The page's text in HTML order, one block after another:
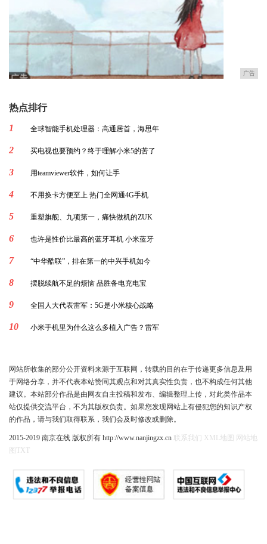
广告
热点排行
1
全球智能手机处理器：高通居首，海思年
2 买电视也要预约？终于理解小米5的苦了
3 用teamviewer软件，如何让手
4 不用换卡方便至上 热门全网通4G手机
5 重塑旗舰、九项第一，痛快做机的ZUK
6 也许是性价比最高的蓝牙耳机 小米蓝牙
7 “中华酷联”，排在第一的中兴手机如今
8 摆脱续航不足的烦恼 品胜备电充电宝
9 全国人大代表雷军：5G是小米核心战略
10 小米手机里为什么这么多植入广告？雷军
网站所收集的部分公开资料来源于互联网，转载的目的在于传递更多信息及用
于网络分享，并不代表本站赞同其观点和对其真实性负责，也不构成任何其他
建议。本站部分作品是由网友自主投稿和发布、编辑整理上传，对此类作品本
站仅提供交流平台，不为其版权负责。如果您发现网站上有侵犯您的知识产权
的作品，请与我们取得联系，我们会及时修改或删除。
2015-2019 南京在线 版权所有 http://www.nanjingzx.cn 联系我们 XML地图
网站地
图
TXT